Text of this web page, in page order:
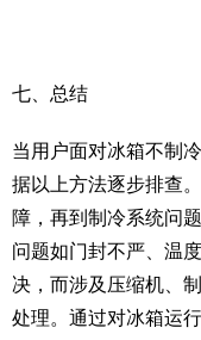
七、总结
当用户面对冰箱不制
据以上方法逐步排查
障，再到制冷系统问
问题如门封不严、温
决，而涉及压缩机、
处理。通过对冰箱运